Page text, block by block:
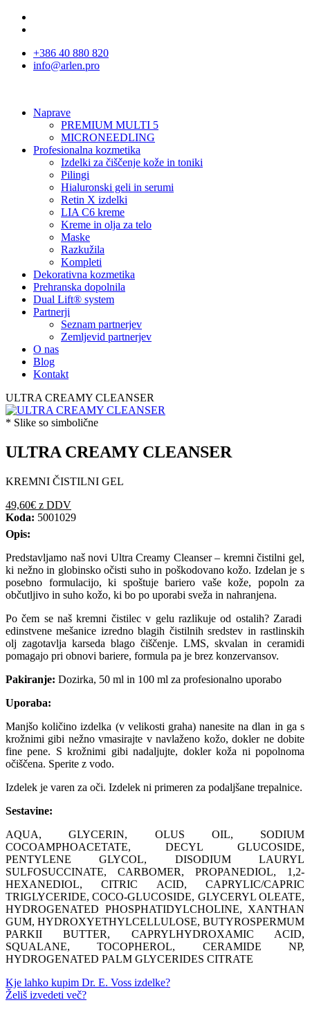
+386 40 880 820
info@arlen.pro
Naprave
PREMIUM MULTI 5
MICRONEEDLING
Profesionalna kozmetika
Izdelki za čiščenje kože in toniki
Pilingi
Hialuronski geli in serumi
Retin X izdelki
LIA C6 kreme
Kreme in olja za telo
Maske
Razkužila
Kompleti
Dekorativna kozmetika
Prehranska dopolnila
Dual Lift® system
Partnerji
Seznam partnerjev
Zemljevid partnerjev
O nas
Blog
Kontakt
ULTRA CREAMY CLEANSER
* Slike so simbolične
ULTRA CREAMY CLEANSER
KREMNI ČISTILNI GEL
49,60€ z DDV
Koda: 5001029
Opis:
Predstavljamo naš novi Ultra Creamy Cleanser – kremni čistilni gel,
ki nežno in globinsko očisti suho in poškodovano kožo. Izdelan je s
posebno formulacijo, ki spoštuje bariero vaše kože, popoln za
občutljivo in suho kožo, ki bo po uporabi sveža in nahranjena.
Po čem se naš kremni čistilec v gelu razlikuje od ostalih? Zaradi
edinstvene mešanice izredno blagih čistilnih sredstev in rastlinskih
olj zagotavlja karseda blago čiščenje. LMS, skvalan in ceramidi
pomagajo pri obnovi bariere, formula pa je brez konzervansov.
Pakiranje: Dozirka, 50 ml in 100 ml za profesionalno uporabo
Uporaba:
Manjšo količino izdelka (v velikosti graha) nanesite na dlan in ga s
krožnimi gibi nežno vmasirajte v navlaženo kožo, dokler ne dobite
fine pene. S krožnimi gibi nadaljujte, dokler koža ni popolnoma
očiščena. Sperite z vodo.
Izdelek je varen za oči. Izdelek ni primeren za podaljšane trepalnice.
Sestavine:
AQUA, GLYCERIN, OLUS OIL, SODIUM
COCOAMPHOACETATE, DECYL GLUCOSIDE,
PENTYLENE GLYCOL, DISODIUM LAURYL
SULFOSUCCINATE, CARBOMER, PROPANEDIOL, 1,2-
HEXANEDIOL, CITRIC ACID, CAPRYLIC/CAPRIC
TRIGLYCERIDE, COCO-GLUCOSIDE, GLYCERYL OLEATE,
HYDROGENATED PHOSPHATIDYLCHOLINE, XANTHAN
GUM, HYDROXYETHYLCELLULOSE, BUTYROSPERMUM
PARKII BUTTER, CAPRYLHYDROXAMIC ACID,
SQUALANE, TOCOPHEROL, CERAMIDE NP,
HYDROGENATED PALM GLYCERIDES CITRATE
Kje lahko kupim Dr. E. Voss izdelke?
Želiš izvedeti več?